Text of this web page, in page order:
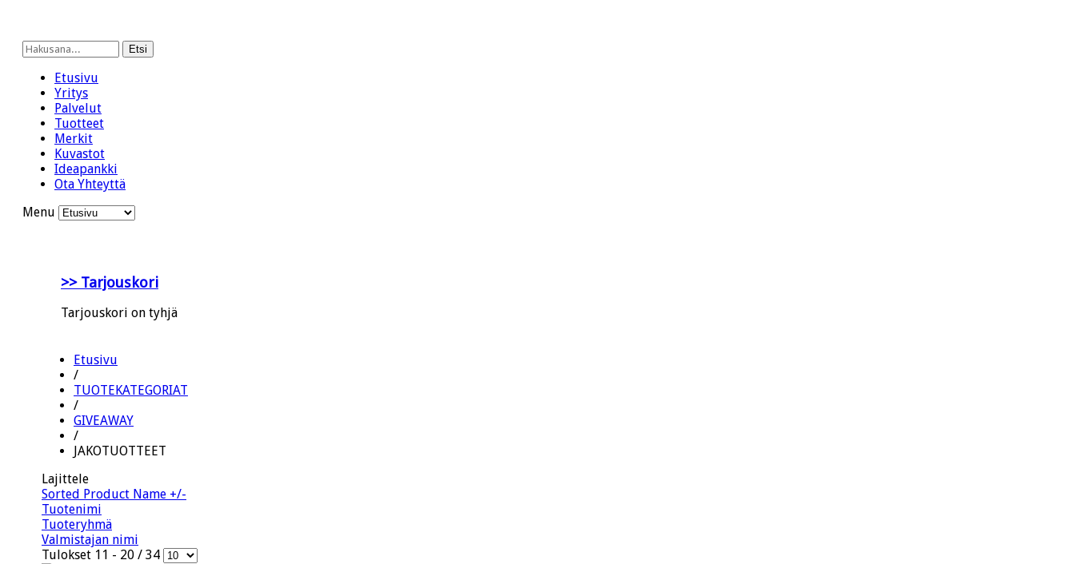
Etsi
Etusivu
Yritys
Palvelut
Tuotteet
Merkit
Kuvastot
Ideapankki
Ota Yhteyttä
Menu
>> Tarjouskori
Tarjouskori on tyhjä
Etusivu
/
TUOTEKATEGORIAT
/
GIVEAWAY
/
JAKOTUOTTEET
Lajittele
Sorted Product Name +/-
Tuotenimi
Tuoteryhmä
Valmistajan nimi
Tulokset 11 - 20 / 34